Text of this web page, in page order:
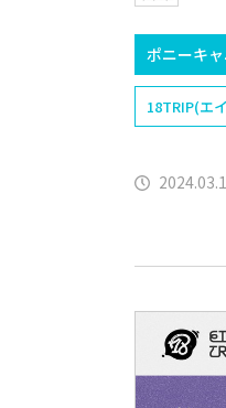
ポニーキ
18TRIP(エ